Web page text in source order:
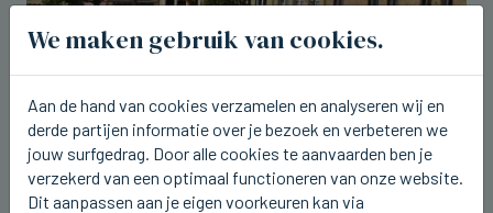
We maken gebruik van cookies.
Aan de hand van cookies verzamelen en analyseren wij en
derde partijen informatie over je bezoek en verbeteren we
jouw surfgedrag. Door alle cookies te aanvaarden ben je
verzekerd van een optimaal functioneren van onze website.
Dit aanpassen aan je eigen voorkeuren kan via